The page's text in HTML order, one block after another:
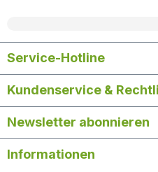
Service-Hotline
Kundenservice &
Newsletter abonnieren
Informationen